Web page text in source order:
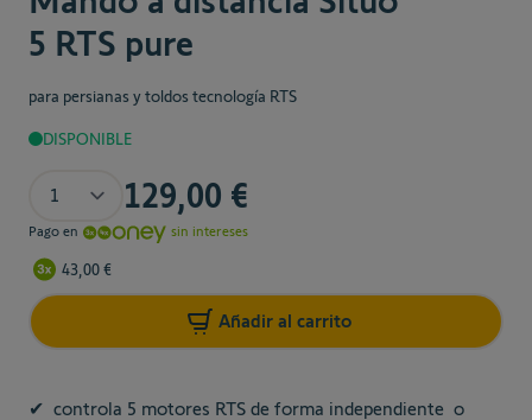
5 RTS pure
para persianas y toldos tecnología RTS
DISPONIBLE
129,00 €
Pago en sin intereses
43,00 €
Añadir al carrito
✔ controla 5 motores RTS de forma independiente o